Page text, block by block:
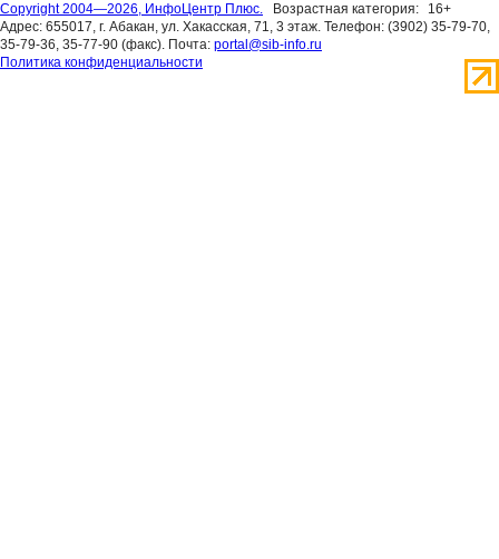
Copyright 2004—2026, ИнфоЦентр Плюс. Возрастная категория:
16+
Адрес: 655017, г. Абакан, ул. Хакасская, 71, 3 этаж. Телефон: (3902) 35-79-70,
35-79-36, 35-77-90 (факс). Почта: portal@sib-info.ru
Политика конфиденциальности